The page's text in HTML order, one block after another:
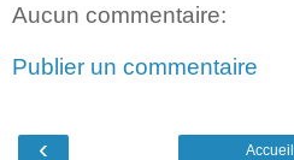
Aucun commentaire:
Publier un commentaire
‹ Accueil